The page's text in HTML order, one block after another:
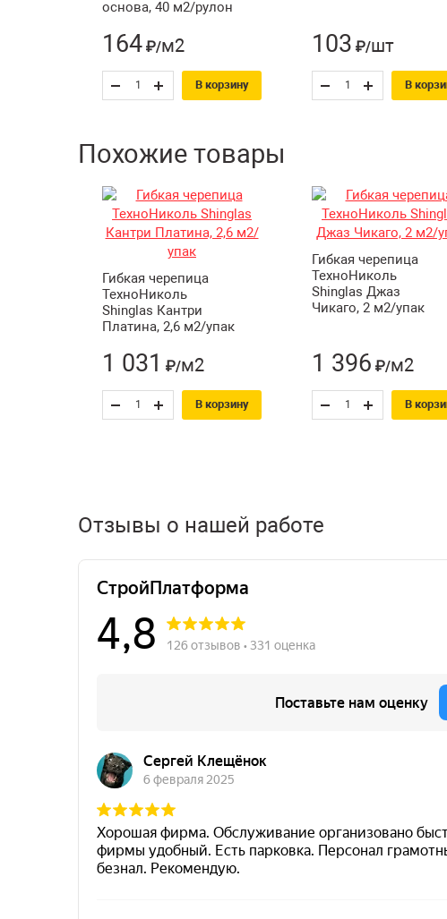
основа, 40 м2/рулон
164 ₽/м2
В корзину
103 ₽/шт
В
Похожие товары
Гибкая черепица
ТехноНиколь
Shinglas Кантри
Платина, 2,6 м2/упак
1 031 ₽/м2
В корзину
Гибкая черепица
ТехноНиколь
Shinglas Джаз
Чикаго, 2 м2/упак
1 396 ₽/м2
В
Отзывы о нашей работе